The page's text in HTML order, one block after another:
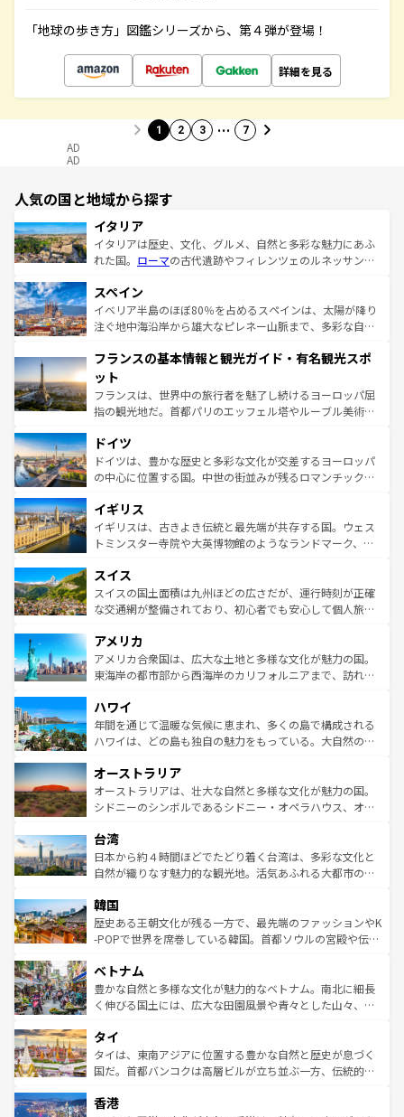
「地球の歩き方」図鑑シリーズから、第４弾が登場！
詳細を見る
1 2 3 … 7
AD
AD
人気の国と地域から探す
イタリア
イタリアは歴史、文化、グルメ、自然と多彩な魅力にあふ
れた国。 ローマの古代遺跡やフィレンツェのルネッサンス
ろん、トスカーナの美しい田園風景やアマルフィ海岸の絶
景など、自然景観も見逃せない。観光の合間には、本場の
ピザやパスタなど、絶品のイタリア料理を堪能することも
ませてくれるイタリアで、忘れられない旅をしてみよう！
なお、新着のイタリア情報は
しい。
スペイン
イベリア半島のほぼ80％を占めるスペインは、太陽が降り
注ぐ地中海沿岸から雄大なピレネー山脈まで、多彩な自然
文化が根付くこの国では、情熱的なフラメンコ、熱気あふ
れる闘牛、そして美味しいタパスが生活の一部となってい
る。首都マドリードの洗練された雰囲気や、バルセロナの
アートに溢れた街角から、地方では古代ローマ遺跡や中世
せる。地方によって風土や気候が異なるスペインはその個
性で訪れる人を魅了する。 なお、新着のスペイン情報は コ
ンテンツ一覧を参照してほしい。
フランスの基本情報と観光ガイド・有名観光スポ
ット
フランスは、世界中の旅行者を魅了し続けるヨーロッパ屈
指の観光地だ。首都パリのエッフェル塔やルーブル美術館
で、幅広い魅力が詰まっている。華麗な宮殿、歴史的な大
聖堂、美しいビーチ、そして豊かな自然が、訪れる者を心
から魅了する。また、フランスは美食の国としても知ら
いる。シャンパンの発祥地であるランス、プロヴァンスの
香り高いラベンダー畑など、多彩な楽しみ方が可能だ。さ
らに、パリ以外の地域にも魅力が溢れており、どの街角に
れる地方に足を運ぶとそれぞれで全く異なる文化を体験で
きるだろう。 なお、新着のフランス情報はコンテンツ一覧
を参照してほしい。
ドイツ
ドイツは、豊かな歴史と多彩な文化が交差するヨーロッパ
の中心に位置する国。中世の街並みが残るロマンチック街
顔を持つこの国は、どこを歩いても飽きることがない。ベ
ルリンの文化的活気、バイエルン州のアルプスの絶景、そ
してライン川沿いのワイン畑といった風景は必見。ビール
は、お酒好きな人にはぜひ体験してほしい。 なお、新着の
ドイツ情報はコンテンツ一覧を参照してほしい。
イギリス
イギリスは、古きよき伝統と最先端が共存する国。ウェス
トミンスター寺院や大英博物館のようなランドマーク、歴
リアごとに異なる魅力がある。また、優雅なアフタヌーン
ティー、ビール好きにはたまらない英国パブ、サッカー観
戦など、本場だからこそできる体験も豊富。イギリスを旅
ンツ一覧を参照してほしい。
スイス
スイスの国土面積は九州ほどの広さだが、運行時刻が正確
な交通網が整備されており、初心者でも安心して個人旅行
の建物がそのまま残る町や、スイスならではのユニークな
博物館もあり、アルプス観光だけでなく町歩きも満喫する
ことができる。国民の所得が高いため物価も高いが、旅行
ば市内交通費無料で観光を楽しむこともできる。 なお、新
着のスイス情報はコンテンツ一覧 を参照してほしい。
アメリカ
アメリカ合衆国は、広大な土地と多様な文化が魅力の国。
東海岸の都市部から西海岸のカリフォルニアまで、訪れる
のような巨大都市は、観光、ショッピング、エンターテイ
ンメントが詰まった刺激的なスポットだ。一方、アメリカ
西部には大自然が広がり、グランドキャニオンやイエロー
部のニューオーリンズでは、音楽と美食が融合した独特の
文化が魅力。旅行者はアメリカの各地域で異なる魅力を楽
しみながら、その多様性と豊かな歴史を感じることができ
ならではの贅沢な旅のスタイルだ。 なお、新着のアメリカ
情報はコンテンツ一覧を参照してほしい。
ハワイ
年間を通じて温暖な気候に恵まれ、多くの島で構成される
ハワイは、どの島も独自の魅力をもっている。大自然の神
ワイ島は見逃せない。また、定番の観光地といえばオアフ
島だが、静かな自然を求めるならマウイ島やカウアイ島が
おすすめ。エメラルドグリーンに輝く海をはじめ、豊かな
れるおもてなしの心で訪れる人々を迎えてくれるハワイの
人々、おいしいローカルフードやハワイアンミュージッ
ク、伝統的なフラダンスなど、すべてがハワイの魅力を彩
ワイを、存分に味わってほしい。 なお、新着のハワイ情報
はコンテンツ一覧を参照してほしい。
オーストラリア
オーストラリアは、壮大な自然と多様な文化が魅力の国。
シドニーのシンボルであるシドニー・オペラハウス、オー
リアリーフや大陸中央部にそびえるウルル（エアーズロッ
ク）、タスマニアの美しい原生林やケアンズの熱帯雨林な
ど、見どころがたくさん。また、カフェやワイン、オージ
いる。アクティビティも充実しており、サーフィンやダイ
ビング、ハイキングなど、アウトドア好きにはたまらな
い。オーストラリアの多彩な魅力を存分に味わいつくそ
参照してほしい。
台湾
日本から約４時間ほどでたどり着く台湾は、多彩な文化と
自然が織りなす魅力的な観光地。活気あふれる大都市の台
ン）、静ひつな山岳地帯である台湾東部など、都市の喧騒
と山間の静けさが共存しており、訪れる人に新しい発見と
驚きをもたらしてくれる。また、奥深い台湾の食文化も魅
容にもいいと評判のスイーツなど、バラエティ豊かな料理
が味わえる。 なお、新着の台湾情報は コンテンツ一覧を参
照してほしい。
韓国
歴史ある王朝文化が残る一方で、最先端のファッションやK
-POPで世界を席巻している韓国。首都ソウルの宮殿や伝統
き、地方に足を延ばせば四季折々の自然美を楽しむことが
できる。そして、キムチや焼肉、絶品のストリートフード
まで、さまざまな韓国料理が待っている。夜には、韓国な
リティに包まれながら、韓国の多彩な魅力を心ゆくまで味
わってみてほしい。 なお、新着の韓国情報はコンテンツ一
覧を参照してほしい。
ベトナム
豊かな自然と多様な文化が魅力的なベトナム。南北に細長
く伸びる国土には、広大な田園風景や青々とした山々、世
急速な発展と共に伝統が息づく。ハノイの古い町並みやホ
ーチミン市のフランス統治時代の建物も、独特の雰囲気を
醸し出している。また、バラエティの豊かさとおいしさで
とつ。フォーやバインミー、ベトナムコーヒーなどは、ぜ
タイ
タイは、東南アジアに位置する豊かな自然と歴史が息づく
国だ。首都バンコクは高層ビルが立ち並ぶ一方、伝統的な
の活気が交差している。北部ではチェンマイなどの山岳地
香港